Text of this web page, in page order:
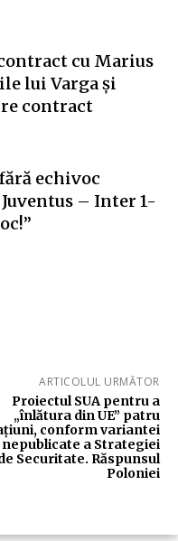
cu Marius
lui Varga și
contract
echivoc
– Inter 1-
ARTICOLUL URMĂTOR
Proiectul SUA pentru a
„înlătura din UE” patru
conform variantei
nepublicate a Strategiei
Securitate. Răspunsul
Poloniei